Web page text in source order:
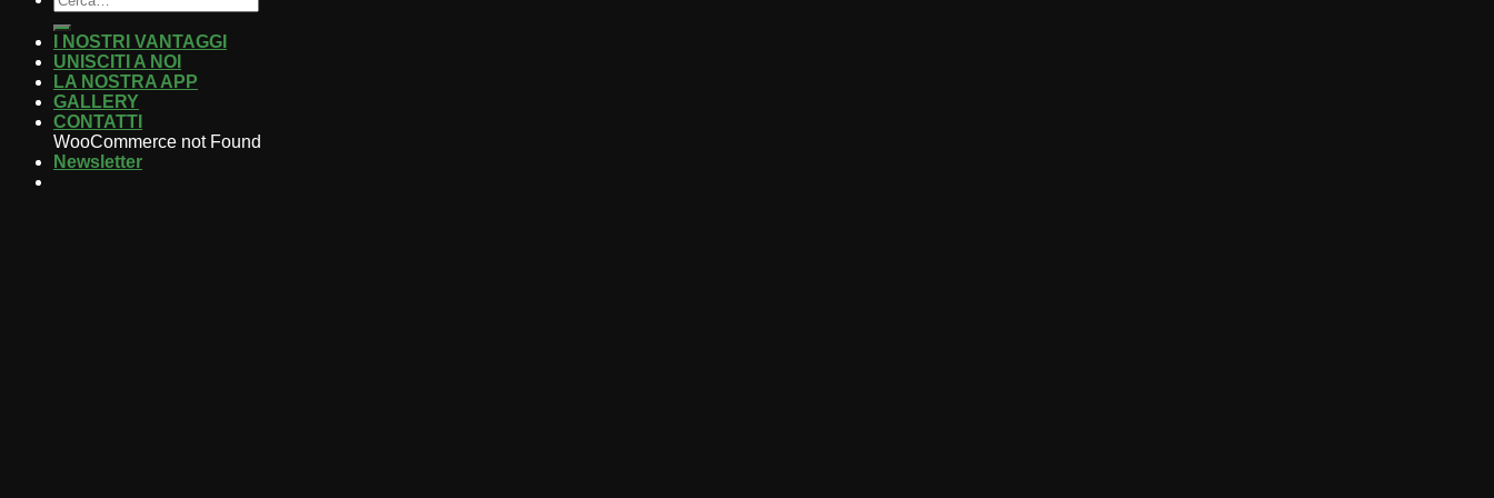
I NOSTRI VANTAGGI
UNISCITI A NOI
LA NOSTRA APP
GALLERY
CONTATTI
WooCommerce not Found
Newsletter